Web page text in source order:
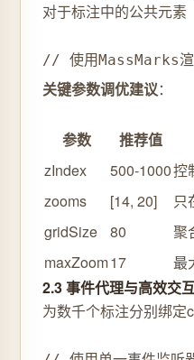
对于标注中的公共元
// 使用
关键参数调优建议：
参数 推荐值
zIndex
500-1000控
zooms
[14, 20]
只
gridSize
80
聚
maxZoom17
最
2.3 事件代理与高效交
为数千个标注分别绑